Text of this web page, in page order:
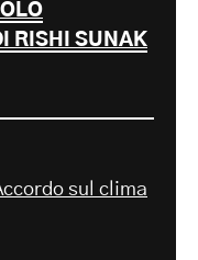
RISHI SUNAK
sul clima